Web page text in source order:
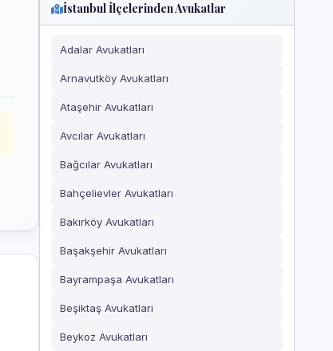
İstanbul İlçelerinden Avukatlar
Adalar Avukatları
Arnavutköy Avukatları
Ataşehir Avukatları
Avcılar Avukatları
Bağcılar Avukatları
Bahçelievler Avukatları
Bakırköy Avukatları
Başakşehir Avukatları
Bayrampaşa Avukatları
Beşiktaş Avukatları
Beykoz Avukatları